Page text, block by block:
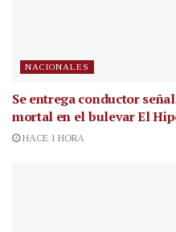
NACIONALES
Se entrega conductor
mortal en el bulevar El
HACE 1 HORA